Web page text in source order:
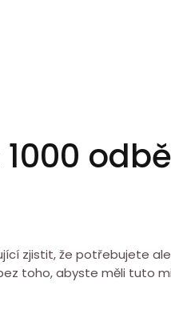
zjistit, že potřebujete
toho, abyste měli tuto